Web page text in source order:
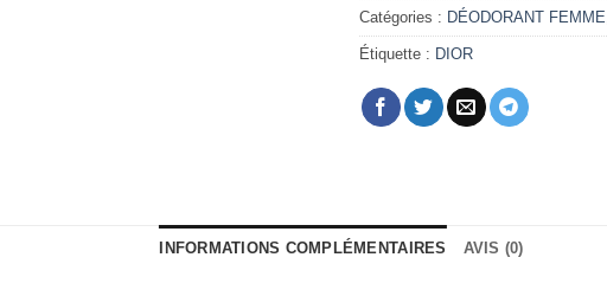
Catégories : DÉODORANT FEMME
Étiquette : DIOR
INFORMATIONS COMPLÉMENTAIRES AVIS (0)